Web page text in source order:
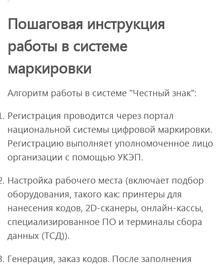
Пошаговая инструкция
работы в системе
маркировки
Алгоритм работы в системе "Честный знак":
Регистрация проводится через портал
национальной системы цифровой маркировки.
Регистрацию выполняет уполномоченное лицо
организации с помощью УКЭП.
Настройка рабочего места (включает подбор
оборудования, такого как: принтеры для
нанесения кодов, 2D-сканеры, онлайн-кассы,
специализированное ПО и терминалы сбора
данных (ТСД)).
Генерация, заказ кодов. После заполнения